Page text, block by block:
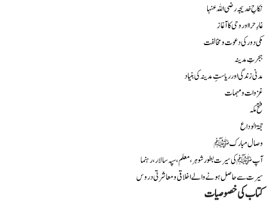
نکاحِ خدیجہ رضی اللہ عنہا
غارِ حرا اور وحی کا آغاز
مکی دور کی دعوت و مخالفت
ہجرتِ مدینہ
مدنی زندگی اور ریاستِ مدینہ کی بنیاد
غزوات و مہمات
فتح مکہ
حجۃ الوداع
وصال مبارک ﷺ
آپ ﷺ کی سیرت بطور شوہر، معلم، سپہ سالار، رہنما
سیرت سے حاصل ہونے والے اخلاقی و معاشرتی دروس
کتاب کی خصوصیات